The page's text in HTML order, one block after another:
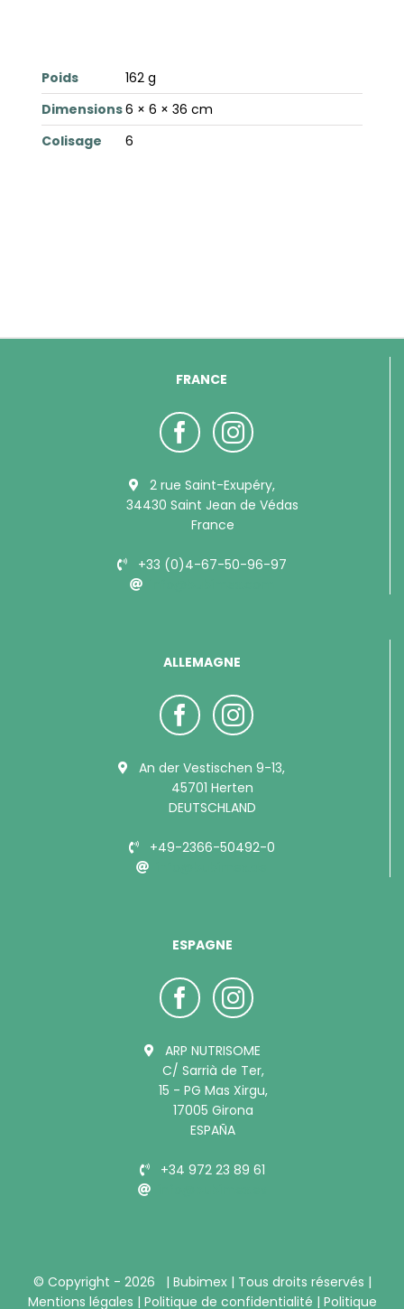
Poids
162 g
Dimensions6 × 6 × 36 cm
Colisage
6
FRANCE
2 rue Saint-Exupéry,
34430 Saint Jean de Védas
France
+33 (0)4-67-50-96-97
ALLEMAGNE
An der Vestischen 9-13,
45701 Herten
DEUTSCHLAND
+49-2366-50492-0
ESPAGNE
ARP NUTRISOME
C/ Sarrià de Ter,
15 - PG Mas Xirgu,
17005 Girona
ESPAÑA
+34 972 23 89 61
© Copyright - 2026 | Bubimex | Tous droits réservés |
Mentions légales | Politique de confidentialité | Politique